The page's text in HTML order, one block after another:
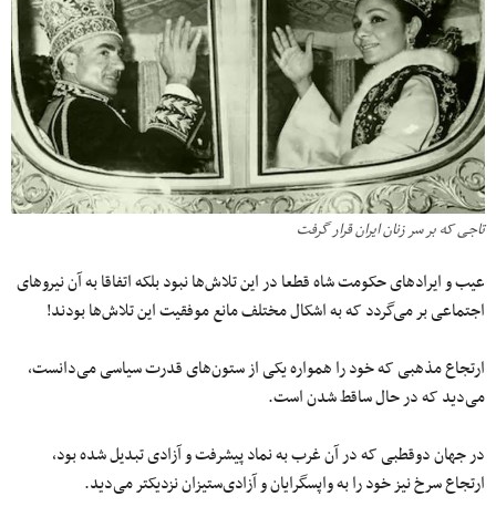
تاجی که بر سر زنان ایران قرار گرفت
عیب و ایرادهای حکومت شاه قطعا در این تلاش‌ها نبود بلکه اتفاقا به آن نیروهای
اجتماعی بر می‌گردد که به اشکال مختلف مانع موفقیت این تلاش‌ها بودند!
ارتجاع مذهبی که خود را همواره یکی از ستون‌های قدرت سیاسی می‌دانست،
می‌دید که در حال ساقط شدن است.
در جهان دوقطبی که در آن غرب به نماد پیشرفت و آزادی تبدیل شده بود،
ارتجاع سرخ نیز خود را به واپسگرایان و آزادی‌ستیزان نزدیکتر می‌دید.